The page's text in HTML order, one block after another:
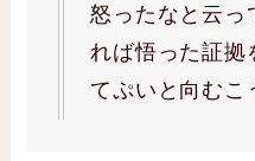
怒ったなと云っ
れば悟った証拠
てぷいと向むこ